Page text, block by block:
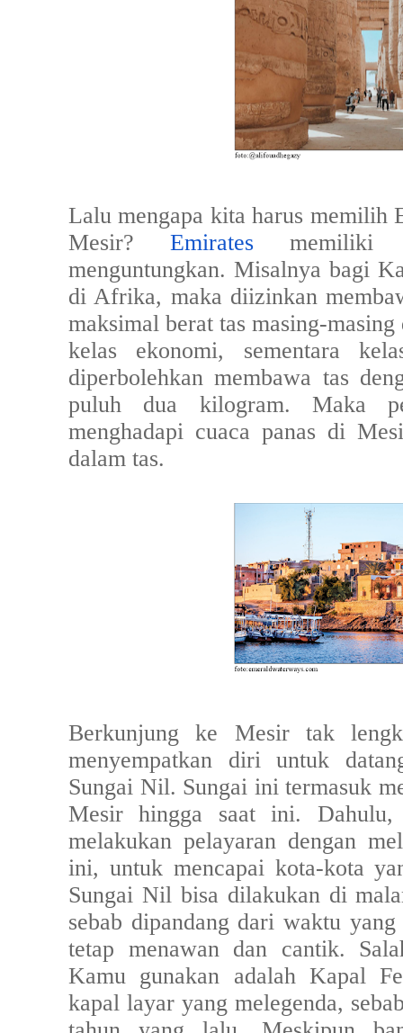
Lalu mengapa kita harus memilih
Mesir? Emirates
memiliki
menguntungkan. Misalnya bagi
di Afrika, maka diizinkan
maksimal berat tas masing-
kelas ekonomi, sementara
diperbolehkan membawa tas
puluh dua kilogram. Maka
menghadapi cuaca panas di
dalam tas.
Berkunjung ke Mesir tak
menyempatkan diri untuk
Sungai Nil. Sungai ini termasuk
Mesir hingga saat ini.
melakukan pelayaran dengan
ini, untuk mencapai kota-kota
Sungai Nil bisa dilakukan di
sebab dipandang dari waktu
tetap menawan dan cantik.
Kamu gunakan adalah Kapal
kapal layar yang melegenda,